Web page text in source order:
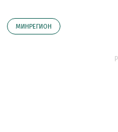
МИНРЕГИОН